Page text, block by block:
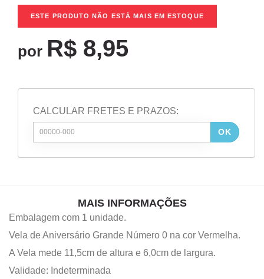
ESTE PRODUTO NÃO ESTÁ MAIS EM ESTOQUE
por R$ 8,95
CALCULAR FRETES E PRAZOS:
OK
MAIS INFORMAÇÕES
Embalagem com 1 unidade.
Vela de Aniversário Grande Número 0 na cor Vermelha.
A Vela mede 11,5cm de altura e 6,0cm de largura.
Validade: Indeterminada